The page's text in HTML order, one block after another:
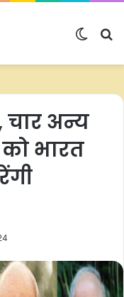
Switch
अन्य
भारत